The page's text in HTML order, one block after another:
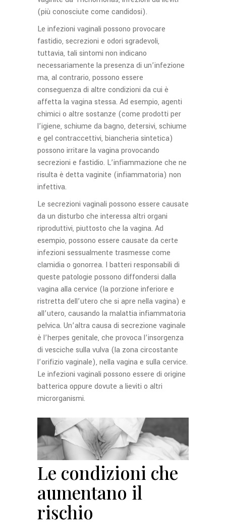
(più conosciute come candidosi).
Le infezioni vaginali possono provocare
fastidio, secrezioni e odori sgradevoli,
tuttavia, tali sintomi non indicano
necessariamente la presenza di un’infezione
ma, al contrario, possono essere
conseguenza di altre condizioni da cui è
affetta la vagina stessa. Ad esempio, agenti
chimici o altre sostanze (come prodotti per
l’igiene, schiume da bagno, detersivi, schiume
e gel contraccettivi, biancheria sintetica)
possono irritare la vagina provocando
secrezioni e fastidio. L’infiammazione che ne
risulta è detta vaginite (infiammatoria) non
infettiva.
Le secrezioni vaginali possono essere causate
da un disturbo che interessa altri organi
riproduttivi, piuttosto che la vagina. Ad
esempio, possono essere causate da certe
infezioni sessualmente trasmesse come
clamidia o gonorrea. I batteri responsabili di
queste patologie possono diffondersi dalla
vagina alla cervice (la porzione inferiore e
ristretta dell’utero che si apre nella vagina) e
all’utero, causando la malattia infiammatoria
pelvica. Un’altra causa di secrezione vaginale
è l’herpes genitale, che provoca l’insorgenza
di vesciche sulla vulva (la zona circostante
l’orifizio vaginale), nella vagina e sulla cervice.
Le infezioni vaginali possono essere di origine
batterica oppure dovute a lieviti o altri
microrganismi.
Le condizioni che
aumentano il
rischio